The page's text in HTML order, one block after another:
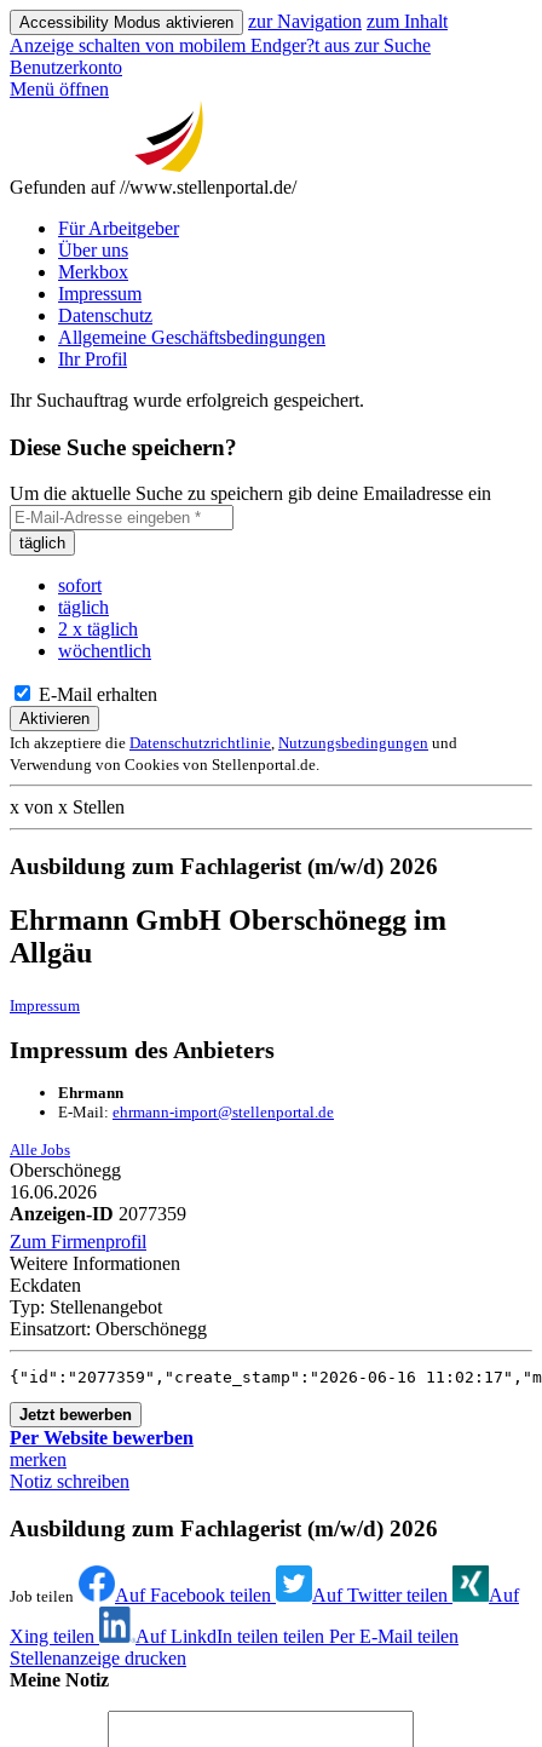
Accessibility Modus aktivieren zur Navigation zum Inhalt
Anzeige schalten von mobilem Endger?t aus zur Suche
Benutzerkonto
Menü öffnen
Gefunden auf //www.stellenportal.de/
Für Arbeitgeber
Über uns
Merkbox
Impressum
Datenschutz
Allgemeine Geschäftsbedingungen
Ihr Profil
Ihr Suchauftrag wurde erfolgreich gespeichert.
Diese Suche speichern?
Um die aktuelle Suche zu speichern gib deine Emailadresse ein
täglich
sofort
täglich
2 x täglich
wöchentlich
E-Mail erhalten
Aktivieren
Ich akzeptiere die Datenschutzrichtlinie, Nutzungsbedingungen und
Verwendung von Cookies von Stellenportal.de.
x von x Stellen
Ausbildung zum Fachlagerist (m/w/d) 2026
Ehrmann GmbH Oberschönegg im
Allgäu
Impressum
Impressum des Anbieters
Ehrmann
E-Mail: ehrmann-import@stellenportal.de
Alle Jobs
Oberschönegg
16.06.2026
Anzeigen-ID 2077359
Zum Firmenprofil
Weitere Informationen
Eckdaten
Typ: Stellenangebot
Einsatzort: Oberschönegg
Jetzt bewerben
Per Website bewerben
merken
Notiz schreiben
Ausbildung zum Fachlagerist (m/w/d) 2026
Job teilen Auf Facebook teilen Auf Twitter teilen
Auf
Xing teilen
Auf LinkdIn teilen teilen Per E-Mail teilen
Stellenanzeige drucken
Meine Notiz